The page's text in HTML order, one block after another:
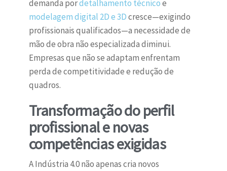
demanda pordetalhamento técnicoe
modelagem digital 2D e 3Dcresce—exigindo
profissionais qualificados—a necessidade de
mão de obra não especializada diminui.
Empresas que não se adaptam enfrentam
perda de competitividade e redução de
quadros.
Transformação do perfil
profissional e novas
competências exigidas
A Indústria 4.0 não apenas cria novos